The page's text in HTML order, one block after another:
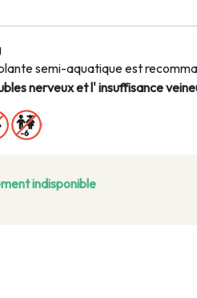
semi-aquatique est
nerveux et l' insuffisance
indisponible